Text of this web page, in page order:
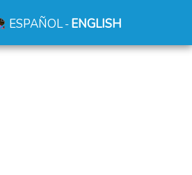
ESPAÑOL- ENGLISH